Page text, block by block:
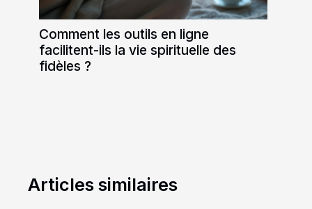
Comment les outils en ligne
facilitent-ils la vie spirituelle des
fidèles ?
Articles similaires